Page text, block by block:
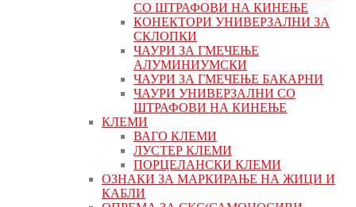
СО ШТРАФОВИ НА КИНЕЊЕ
КОНЕКТОРИ УНИВЕРЗАЛНИ ЗА
СКЛОПКИ
ЧАУРИ ЗА ГМЕЧЕЊЕ
АЛУМИНИУМСКИ
ЧАУРИ ЗА ГМЕЧЕЊЕ БАКАРНИ
ЧАУРИ УНИВЕРЗАЛНИ СО
ШТРАФОВИ НА КИНЕЊЕ
КЛЕМИ
ВАГО КЛЕМИ
ЛУСТЕР КЛЕМИ
ПОРЦЕЛАНСКИ КЛЕМИ
ОЗНАКИ ЗА МАРКИРАЊЕ НА ЖИЦИ И
КАБЛИ